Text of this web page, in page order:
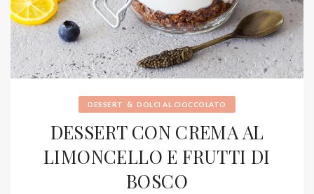
DESSERT & DOLCI AL CIOCCOLATO
DESSERT CON CREMA AL
LIMONCELLO E FRUTTI DI
BOSCO